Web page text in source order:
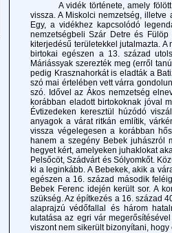
A vidék története, amely fölött
vissza. A Miskolci nemzetség,
Egy, a vidékhez kapcsolódó
nemzetségbeli Szár Detre és
kiterjedésű területekkel jutalmazta.
birtokai egészen a 13. század
Máriássyak szerezték meg (erről
pedig Krasznahorkát is eladták a
szó mai értelében vett várra
szó. Idővel az Ákos nemzetség
korábban eladott birtokoknak jóval
Évtizedeken keresztül húzódó
anyagok a várat ritkán említik,
vissza végelegesen a korábban
hanem a szegény Bebek juhászról
hegyet kért, amelyeken juhaklokat
Pelsőcöt, Szádvárt és Sólyomkőt.
ki a leginkább. A Bebekek, akik a
egészen a 16. század második
Bebek Ferenc idején került sor. A
szükség. Az építkezés a 16. század
alaprajzú védőfallal és három
kutatása az egri vár
viszont nem sikerült bizonyítani,